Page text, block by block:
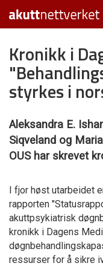
Kronikk i
styrkes i
Aleksandra E.
Siqveland og
OUS har skrevet
I fjor høst utarbeidet
rapporten
akuttpsykiatrisk
kronikk i Dagens
ressurser for å sikre